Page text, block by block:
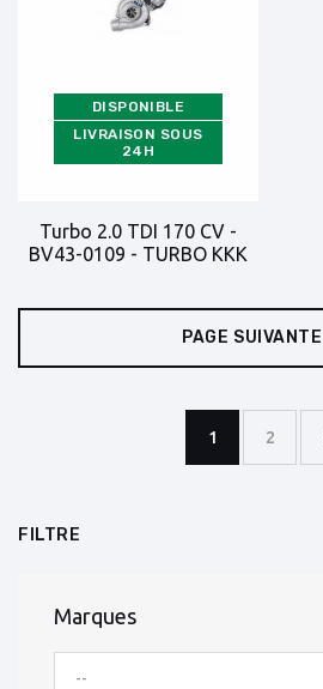
DISPONIBLE
LIVRAISON SOUS
24H
Turbo 2.0 TDI 170 CV -
BV43-0109 - TURBO KKK
PAGE SUIVANTE
1 2
FILTRE
Marques
--